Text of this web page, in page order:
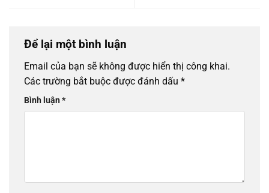
Để lại một bình luận
Email của bạn sẽ không được hiển thị công khai.
Các trường bắt buộc được đánh dấu *
Bình luận*